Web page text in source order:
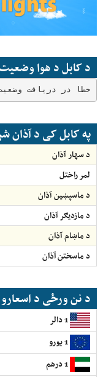
د کابل د هوا
خطا در دریافت
په کابل کی د آذان
د سهار آذان
لمر راختل
د ماسپښين آذان
د مازديګر آذان
د ماښام آذان
د ماسختن اَذان
د نن ورځی د اسعارو